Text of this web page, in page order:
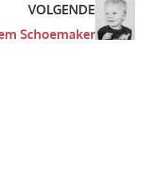
VOLGENDE
Schoemaker